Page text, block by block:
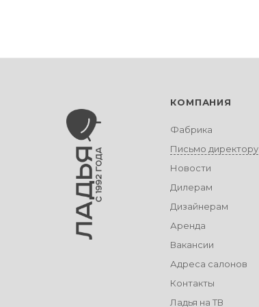
КОМПАНИЯ
Фабрика
Письмо директору
Новости
Дилерам
Дизайнерам
Аренда
Вакансии
Адреса салонов
Контакты
Ладья на ТВ